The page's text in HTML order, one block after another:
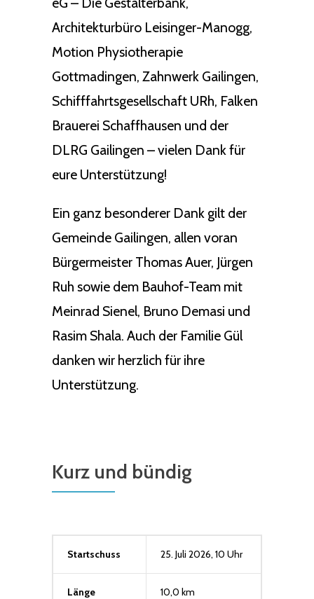
Architekturbüro Leisinger-Manogg,
Motion Physiotherapie
Gottmadingen, Zahnwerk Gailingen,
Schifffahrtsgesellschaft URh, Falken
Brauerei Schaffhausen und der
DLRG Gailingen – vielen Dank für
eure Unterstützung!
Ein ganz besonderer Dank gilt der
Gemeinde Gailingen, allen voran
Bürgermeister Thomas Auer, Jürgen
Ruh sowie dem Bauhof-Team mit
Meinrad Sienel, Bruno Demasi und
Rasim Shala. Auch der Familie Gül
danken wir herzlich für ihre
Unterstützung.
Kurz und bündig
Startschuss 25. Juli 2026, 10 Uhr
Länge 10,0 km